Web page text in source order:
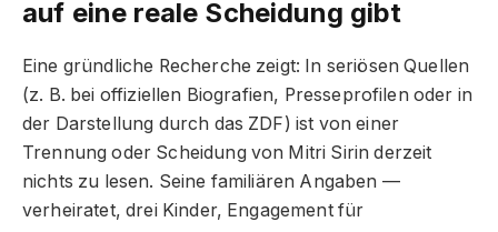
auf eine reale Scheidung gibt
Eine gründliche Recherche zeigt: In seriösen Quellen
(z. B. bei offiziellen Biografien, Presseprofilen oder in
der Darstellung durch das ZDF) ist von einer
Trennung oder Scheidung von Mitri Sirin derzeit
nichts zu lesen. Seine familiären Angaben —
verheiratet, drei Kinder, Engagement für